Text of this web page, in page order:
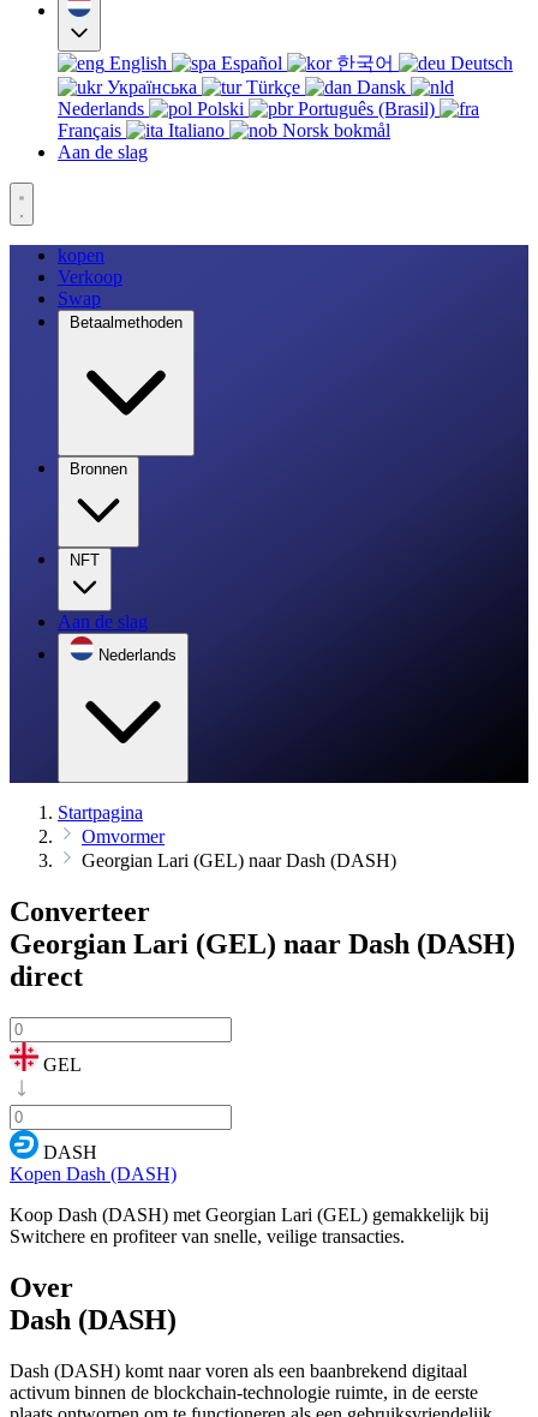
English Español 한국어
Deutsch
Українська
Türkçe
Dansk
Nederlands
Polski
Português (Brasil)
Français
Italiano
Norsk bokmål
Aan de slag
kopen
Verkoop
Swap
Betaalmethoden
Bronnen
NFT
Aan de slag
Nederlands
Startpagina
Omvormer
Georgian Lari (GEL) naar Dash (DASH)
Converteer
Georgian Lari (GEL) naar Dash (DASH)
direct
GEL
DASH
Kopen Dash (DASH)
Koop Dash (DASH) met Georgian Lari (GEL) gemakkelijk bij
Switchere en profiteer van snelle, veilige transacties.
Over
Dash (DASH)
Dash (DASH) komt naar voren als een baanbrekend digitaal
activum binnen de blockchain-technologie ruimte, in de eerste